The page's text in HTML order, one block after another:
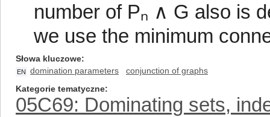
number of Pₙ ∧ G also is
we use the minimum
Słowa kluczowe
EN domination parameters
conjunction of graphs
Kategorie tematyczne
05C69: Dominating sets,